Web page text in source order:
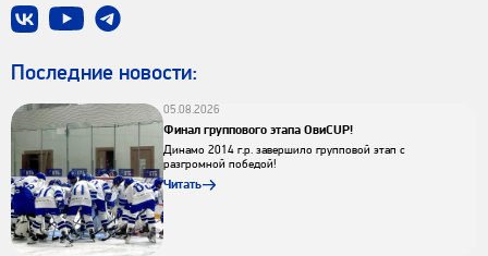
Последниe новости:
05.08.2026
Финал группового этапа ОвиCUP!
Динамо 2014 г.р. завершило групповой этап с
разгромной победой!
Читать